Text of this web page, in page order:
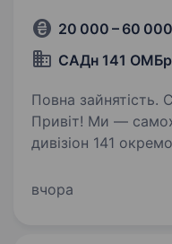
20 000 – 60
САДн 141 ОМБр
Повна зайнятість.
Привіт! Ми —
дивізіон 141
бореться за мир і
вчора